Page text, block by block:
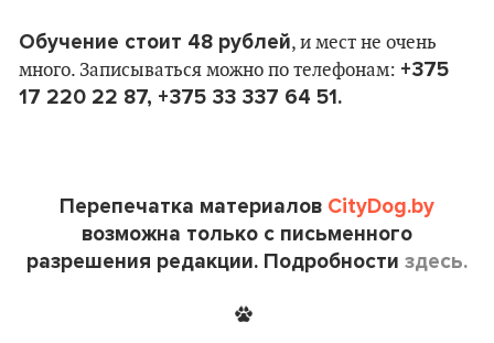
Обучение стоит 48 рублей, и мест не очень
много. Записываться можно по телефонам: +375
17 220 22 87, +375 33 337 64 51.
Перепечатка материалов CityDog.by
возможна только с письменного
разрешения редакции. Подробности здесь.